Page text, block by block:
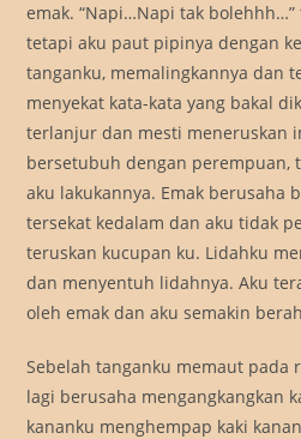
emak. “Napi…Napi tak
tetapi aku paut pipinya dengan
tanganku, memalingkannya dan
menyekat kata-kata yang bakal
terlanjur dan mesti meneruskan
bersetubuh dengan perempuan,
aku lakukannya. Emak berusaha
tersekat kedalam dan aku tidak
teruskan kucupan ku. Lidahku
dan menyentuh lidahnya. Aku
oleh emak dan aku semakin
Sebelah tanganku memaut pada
lagi berusaha mengangkangkan
kananku menghempap kaki